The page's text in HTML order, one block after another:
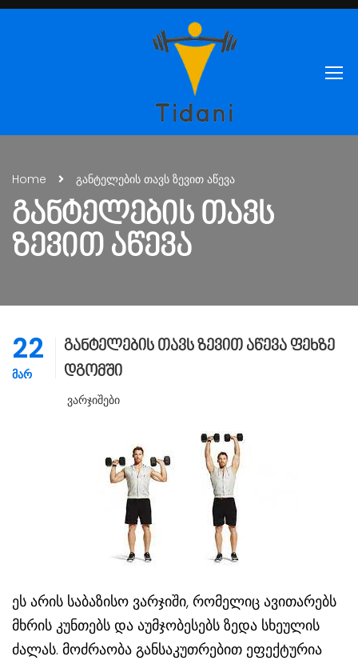
Home განტელების თავს ზევით აწევა
ᲒᲐᲜᲢᲔᲚᲔᲑᲘᲡ ᲗᲐᲕᲡ
ᲖᲔᲕᲘᲗ ᲐᲬᲔᲕᲐ
22
ᲛᲐᲠ
განტელების თავს ზევით აწევა ფეხზე
დგომში
Ვარჯიშები
ეს არის საბაზისო ვარჯიში, რომელიც ავითარებს
მხრის კუნთებს და აუმჯობესებს ზედა სხეულის
ძალას. მოძრაობა განსაკუთრებით ეფექტურია